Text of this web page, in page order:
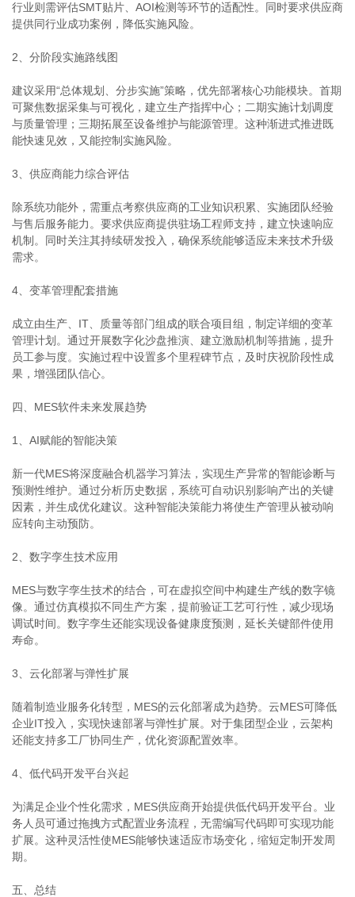
行业则需评估SMT贴片、AOI检测等环节的适配性。同时要求供应商
提供同行业成功案例，降低实施风险。
2、分阶段实施路线图
建议采用“总体规划、分步实施”策略，优先部署核心功能模块。首期
可聚焦数据采集与可视化，建立生产指挥中心；二期实施计划调度
与质量管理；三期拓展至设备维护与能源管理。这种渐进式推进既
能快速见效，又能控制实施风险。
3、供应商能力综合评估
除系统功能外，需重点考察供应商的工业知识积累、实施团队经验
与售后服务能力。要求供应商提供驻场工程师支持，建立快速响应
机制。同时关注其持续研发投入，确保系统能够适应未来技术升级
需求。
4、变革管理配套措施
成立由生产、IT、质量等部门组成的联合项目组，制定详细的变革
管理计划。通过开展数字化沙盘推演、建立激励机制等措施，提升
员工参与度。实施过程中设置多个里程碑节点，及时庆祝阶段性成
果，增强团队信心。
四、MES软件未来发展趋势
1、AI赋能的智能决策
新一代MES将深度融合机器学习算法，实现生产异常的智能诊断与
预测性维护。通过分析历史数据，系统可自动识别影响产出的关键
因素，并生成优化建议。这种智能决策能力将使生产管理从被动响
应转向主动预防。
2、数字孪生技术应用
MES与数字孪生技术的结合，可在虚拟空间中构建生产线的数字镜
像。通过仿真模拟不同生产方案，提前验证工艺可行性，减少现场
调试时间。数字孪生还能实现设备健康度预测，延长关键部件使用
寿命。
3、云化部署与弹性扩展
随着制造业服务化转型，MES的云化部署成为趋势。云MES可降低
企业IT投入，实现快速部署与弹性扩展。对于集团型企业，云架构
还能支持多工厂协同生产，优化资源配置效率。
4、低代码开发平台兴起
为满足企业个性化需求，MES供应商开始提供低代码开发平台。业
务人员可通过拖拽方式配置业务流程，无需编写代码即可实现功能
扩展。这种灵活性使MES能够快速适应市场变化，缩短定制开发周
期。
五、总结